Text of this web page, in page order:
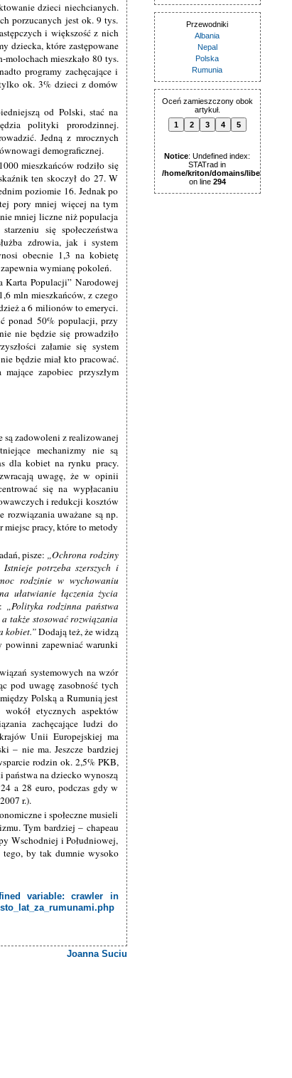
dzieci niechcianych.
porzucanych jest ok. 9 tys.
i większość z nich
dziecka, które zastępowane
mieszkało 80 tys.
programy zachęcające i
ok. 3% dzieci z domów
od Polski, stać na
polityki prorodzinnej.
Jedną z mrocznych
demograficznej.
mieszkańców rodziło się
ten skoczył do 27. W
poziomie 16. Jednak po
pory mniej więcej na tym
mniej liczne niż populacja
się społeczeństwa
zdrowia, jak i system
obecnie 1,3 na kobietę
wymianę pokoleń.
Karta Populacji” Narodowej
mln mieszkańców, z czego
a 6 milionów to emeryci.
ponad 50% populacji, przy
nie będzie się prowadziło
załamie się system
będzie miał kto pracować.
zapobiec przyszłym
zadowoleni z realizowanej
mechanizmy nie są
dla kobiet na rynku pracy.
uwagę, że w opinii
się na wypłacaniu
i redukcji kosztów
rozwiązania uważane są np.
pracy, które to metody
pisze:
Ochrona rodziny
potrzeba szerszych i
rodzinie w wychowaniu
ułatwianie łączenia życia
Polityka rodzinna państwa
także stosować rozwiązania
kobiet. Dodają też, że widzą
zapewniać warunki
systemowych na wzór
pod uwagę zasobność tych
Polską a Rumunią jest
etycznych aspektów
zachęcające ludzi do
Unii Europejskiej ma
– nie ma. Jeszcze bardziej
rodzin ok. 2,5% PKB,
państwa na dziecko wynoszą
a 28 euro, podczas gdy w
r.).
i społeczne musieli
Tym bardziej – chapeau
Wschodniej i Południowej,
by tak dumnie wysoko
variable: crawler in
Joanna Suciu
Przewodniki
Albania
Nepal
Polska
Rumunia
Oceń zamieszczony obok
artykuł.
1
2 3 4 5
Notice: Undefined index:
STATrad in
/home/kriton/domains/libertas.pl/
on line 294